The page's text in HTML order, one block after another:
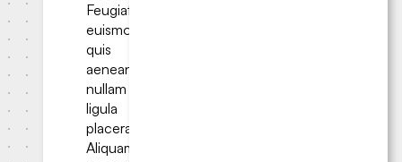
Feugiat
euismod
quis
aenean
nullam
ligula
placerat.
Aliquam